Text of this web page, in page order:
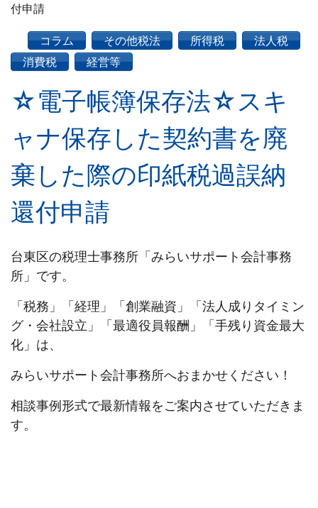
付申請
コラム その他税法 所得税
法人税
消費税
経営等
☆電子帳簿保存法☆スキ
ャナ保存した契約書を廃
棄した際の印紙税過誤納
還付申請
台東区の税理士事務所「みらいサポート会計事務
所」です。
「税務」「経理」「創業融資」「法人成りタイミン
グ・会社設立」「最適役員報酬」「手残り資金最大
化」は、
みらいサポート会計事務所へおまかせください！
相談事例形式で最新情報をご案内させていただきま
す。